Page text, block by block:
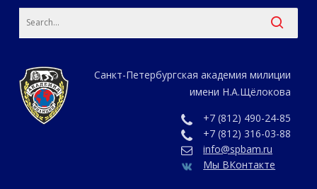
Санкт-Петербургская академия милиции
имени Н.А.Щёлокова
+7 (812) 490-24-85
+7 (812) 316-03-88
info@spbam.ru
Мы ВКонтакте